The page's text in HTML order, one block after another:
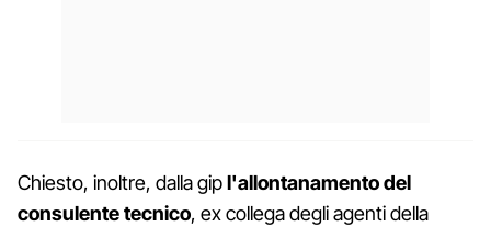
Chiesto, inoltre, dalla gipl'allontanamento del
consulente tecnico, ex collega degli agenti della